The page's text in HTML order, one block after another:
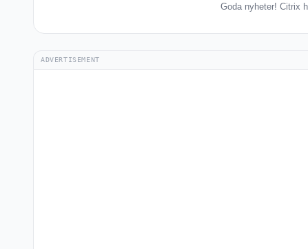
Goda nyheter! Citrix
ADVERTISEMENT